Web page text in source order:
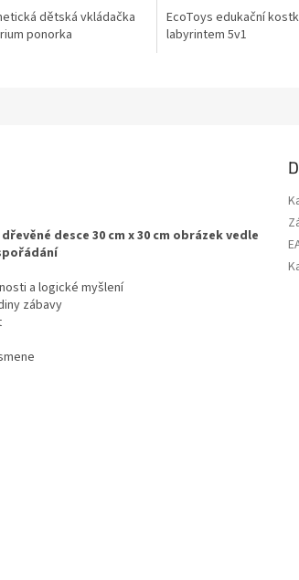
dětská vkládačka
ponorka
EcoToys edukační
labyrintem 5v1
desce 30 cm x 30 cm obrázek vedle
a logické myšlení
zábavy